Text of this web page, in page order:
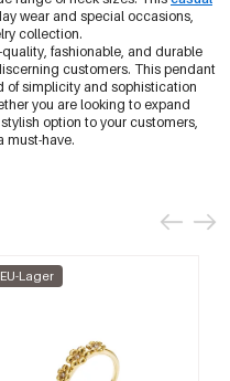
wear and special occasions,
collection.
fashionable, and durable
customers. This pendant
of simplicity and sophistication
you are looking to expand
option to your customers,
must-have.
EU-Lager